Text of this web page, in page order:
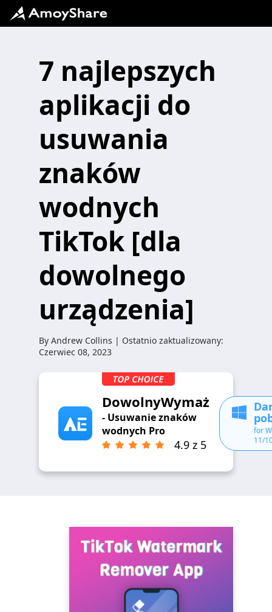
7 najlepszych
aplikacji do
usuwania
znaków
wodnych
TikTok [dla
dowolnego
urządzenia]
By Andrew Collins | Ostatnio zaktualizowany:
Czerwiec 08, 2023
DowolnyWymaż
- Usuwanie znaków
wodnych Pro
4.9 z 5
for
11/